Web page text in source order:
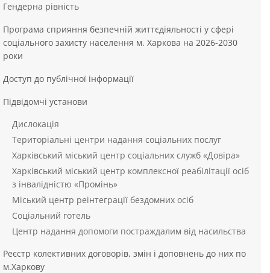
Гендерна рівність
Програма сприяння безпечній життєдіяльності у сфері
соціального захисту населення м. Харкова на 2026-2030
роки
Доступ до публічної інформації
Підвідомчі установи
Дислокація
Територіальні центри надання соціальних послуг
Харківський міський центр соціальних служб «Довіра»
Харківський міський центр комплексної реабілітації осіб
з інвалідністю «Промінь»
Міський центр реінтеграції бездомних осіб
Соціальний готель
Центр надання допомоги постраждалим від насильства
Реєстр колективних договорів, змін і доповнень до них по
м.Харкову